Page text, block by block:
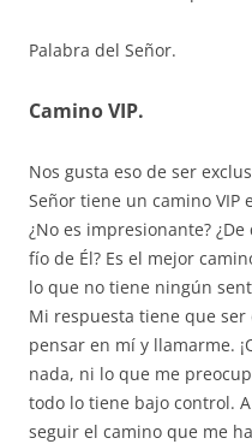
Palabra del Señor.
Camino VIP.
Nos gusta eso de ser
Señor tiene un camino
¿No es impresionante?
fío de Él? Es el mejor
lo que no tiene ningún
Mi respuesta tiene que
pensar en mí y llamarme.
nada, ni lo que me
todo lo tiene bajo control.
seguir el camino que me